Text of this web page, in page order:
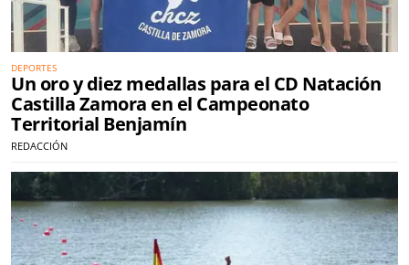
DEPORTES
Un oro y diez medallas para el CD Natación
Castilla Zamora en el Campeonato
Territorial Benjamín
REDACCIÓN